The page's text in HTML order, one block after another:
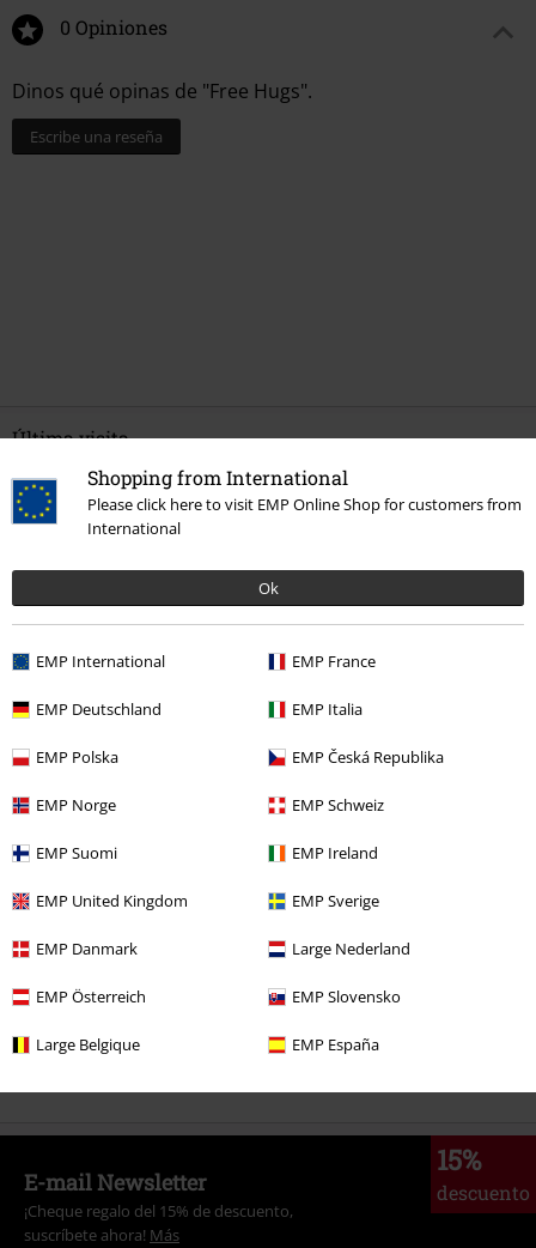
Shopping from International
Please click here to visit EMP Online Shop for customers from
International
Ok
EMP International EMP France
EMP Deutschland EMP Italia
EMP Polska EMP Česká Republika
EMP Norge EMP Schweiz
EMP Suomi EMP Ireland
EMP United Kingdom EMP Sverige
EMP Danmark Large Nederland
EMP Österreich EMP Slovensko
Large Belgique EMP España
0 Opiniones
Dinos qué opinas de "Free Hugs".
Escribe una reseña
Última visita
PVPR Desde39,90 €
Ropa & accesorios Camisetas
Ofertas % OUTLET Camisetas
Ofertas % Ropa Camisetas & Tops Camisetas
Hombre Ropa Camisetas Camisetas
Hombre Exclusivo
15%
descuento
E-mail Newsletter
¡Cheque regalo del 15% de descuento,
suscríbete ahora! Más